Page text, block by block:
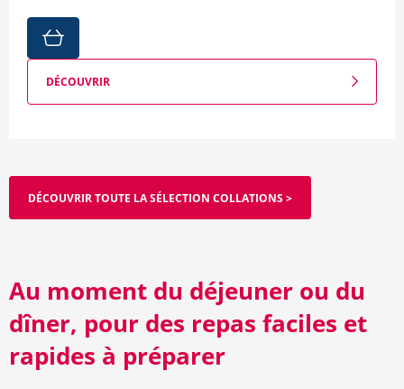
DÉCOUVRIR
DÉCOUVRIR TOUTE LA SÉLECTION COLLATIONS >
Au moment du déjeuner ou du
dîner, pour des repas faciles et
rapides à préparer